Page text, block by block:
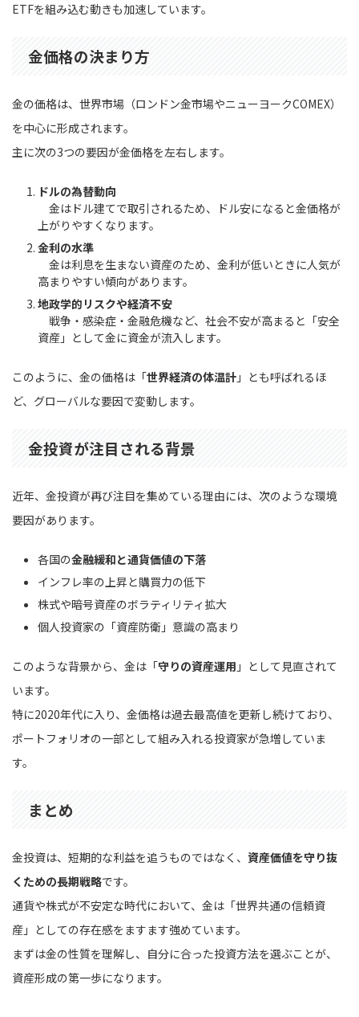
ETFを組み込む動きも加速しています。
金価格の決まり方
金の価格は、世界市場（ロンドン金市場やニューヨークCOMEX）
を中心に形成されます。
主に次の3つの要因が金価格を左右します。
ドルの為替動向
金はドル建てで取引されるため、ドル安になると金価格が
上がりやすくなります。
金利の水準
金は利息を生まない資産のため、金利が低いときに人気が
高まりやすい傾向があります。
地政学的リスクや経済不安
戦争・感染症・金融危機など、社会不安が高まると「安全
資産」として金に資金が流入します。
このように、金の価格は「世界経済の体温計 」とも呼ばれるほ
ど、グローバルな要因で変動します。
金投資が注目される背景
近年、金投資が再び注目を集めている理由には、次のような環境
要因があります。
各国の金融緩和と通貨価値の下落
インフレ率の上昇と購買力の低下
株式や暗号資産のボラティリティ拡大
個人投資家の「資産防衛」意識の高まり
このような背景から、金は「守りの資産運用 」として見直されて
います。
特に2020年代に入り、金価格は過去最高値を更新し続けており、
ポートフォリオの一部として組み入れる投資家が急増していま
す。
まとめ
金投資は、短期的な利益を追うものではなく、 資産価値を守り抜
くための長期戦略です。
通貨や株式が不安定な時代において、金は「世界共通の信頼資
産」としての存在感をますます強めています。
まずは金の性質を理解し、自分に合った投資方法を選ぶことが、
資産形成の第一歩になります。